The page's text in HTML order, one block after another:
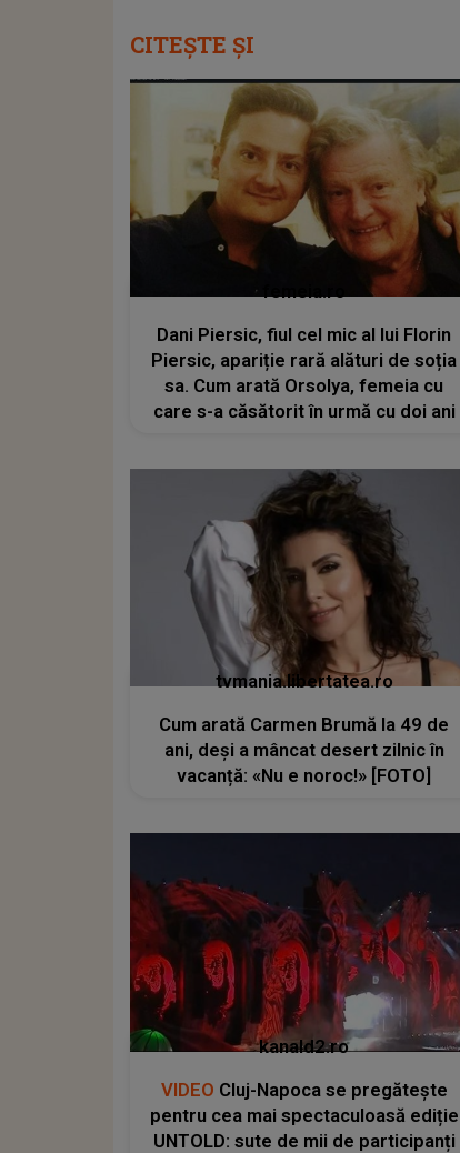
CITEȘTE ȘI
femeia.ro
Dani Piersic, fiul cel mic al lui Florin
Piersic, apariție rară alături de soția
sa. Cum arată Orsolya, femeia cu
care s-a căsătorit în urmă cu doi ani
tvmania.libertatea.ro
Cum arată Carmen Brumă la 49 de
ani, deși a mâncat desert zilnic în
vacanță: «Nu e noroc!» [FOTO]
kanald2.ro
VIDEO Cluj-Napoca se pregătește
pentru cea mai spectaculoasă ediție
UNTOLD: sute de mii de participanți